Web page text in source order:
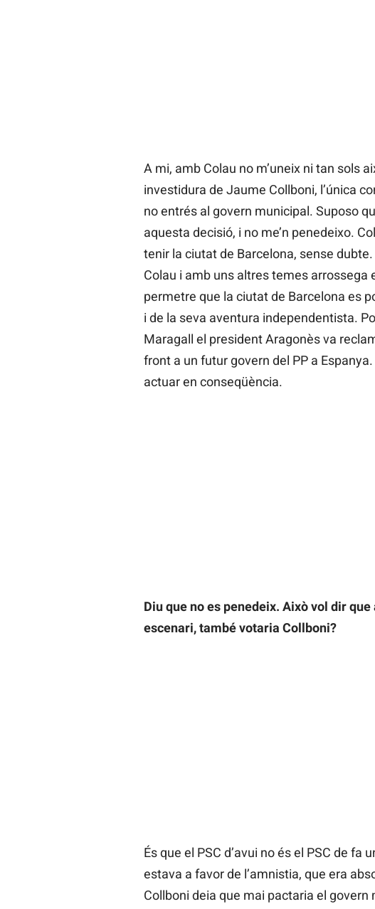
A mi, amb Colau no m’uneix ni tan sols
investidura de Jaume Collboni, l’única
no entrés al govern municipal. Suposo
aquesta decisió, i no me’n penedeixo.
tenir la ciutat de Barcelona, sense
Colau i amb uns altres temes arrossega
permetre que la ciutat de Barcelona es
i de la seva aventura independentista.
Maragall el president Aragonès va
front a un futur govern del PP a
actuar en conseqüència.
Diu que no es penedeix. Això vol dir
escenari, també votaria Collboni?
És que el PSC d’avui no és el PSC de fa
estava a favor de l’amnistia, que era
Collboni deia que mai pactaria el